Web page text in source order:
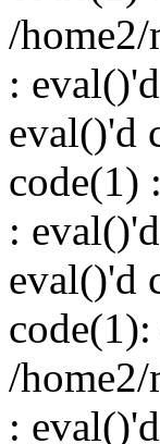
/
:
eval()'d
code(1)
:
eval()'d
/
: